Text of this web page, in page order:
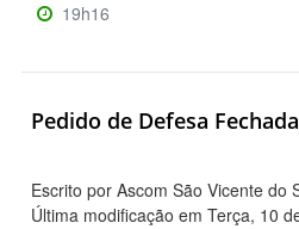
19h16
Pedido de Defesa Fechada
Escrito por Ascom São Vicente do
Última modificação em Terça, 10